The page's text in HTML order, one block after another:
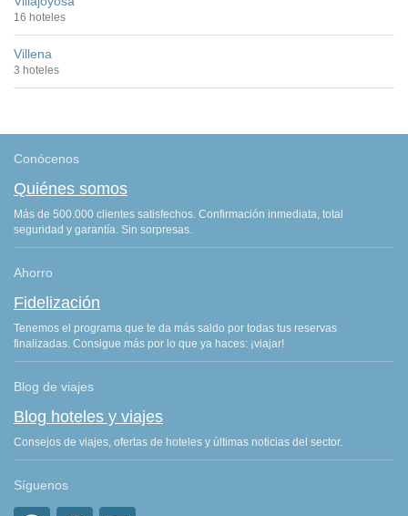
16 hoteles
Villena
3 hoteles
Conócenos
Quiénes somos
Más de 500.000 clientes satisfechos. Confirmación inmediata, total
seguridad y garantía. Sin sorpresas.
Ahorro
Fidelización
Tenemos el programa que te da más saldo por todas tus reservas
finalizadas. Consigue más por lo que ya haces: ¡viajar!
Blog de viajes
Blog hoteles y viajes
Consejos de viajes, ofertas de hoteles y últimas noticias del sector.
Síguenos